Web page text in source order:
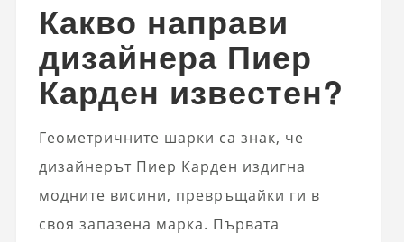
Какво направи
дизайнера Пиер
Карден известен?
Геометричните шарки са знак, че
дизайнерът Пиер Карден издигна
модните висини, превръщайки ги в
своя запазена марка. Първата